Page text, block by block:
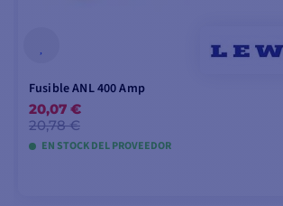
Fusible ANL 400 Amp
20,07 €
20,78 €
EN STOCK DEL PROVEEDOR